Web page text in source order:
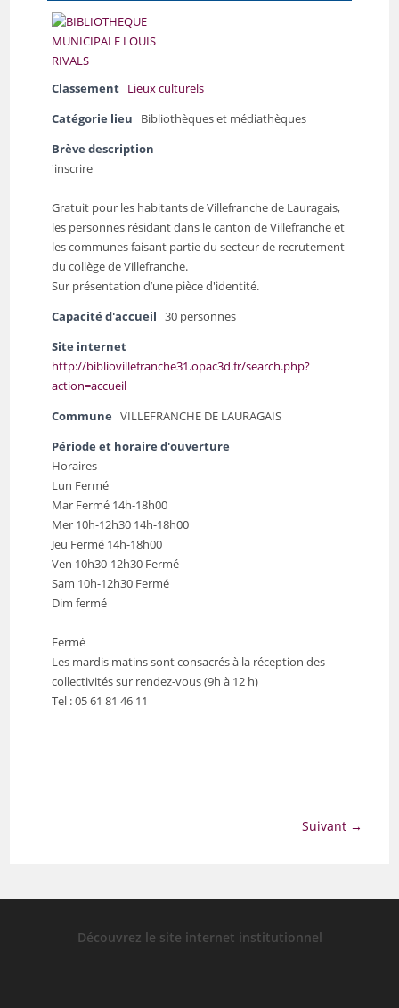
Classement Lieux culturels
Catégorie lieu
Bibliothèques et médiathèques
Brève description
'inscrire
Gratuit pour les habitants de Villefranche de Lauragais,
les personnes résidant dans le canton de Villefranche et
les communes faisant partie du secteur de recrutement
du collège de Villefranche.
Sur présentation d’une pièce d'identité.
Capacité d'accueil
30 personnes
Site internet
http://bibliovillefranche31.opac3d.fr/search.php?
action=accueil
Commune
VILLEFRANCHE DE LAURAGAIS
Période et horaire d'ouverture
Horaires
Lun Fermé
Mar Fermé 14h-18h00
Mer 10h-12h30 14h-18h00
Jeu Fermé 14h-18h00
Ven 10h30-12h30 Fermé
Sam 10h-12h30 Fermé
Dim fermé
Fermé
Les mardis matins sont consacrés à la réception des
collectivités sur rendez-vous (9h à 12 h)
Tel : 05 61 81 46 11
Suivant →
Découvrez le site internet institutionnel